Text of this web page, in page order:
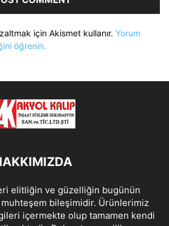
için Akismet kullanır. Yorum
öğrenin.
elitliğin ve güzelliğin bugünün
muhteşem bileşimidir. Ürünlerimiz
içermekte olup tamamen kendi